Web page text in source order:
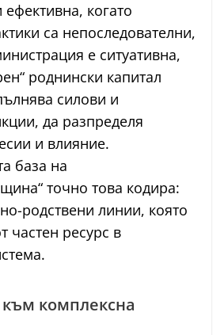
когато
са непоследователни,
е ситуативна,
роднински капитал
силови и
да разпределя
и влияние.
база на
точно това кодира:
родствени линии, която
частен ресурс в
комплексна